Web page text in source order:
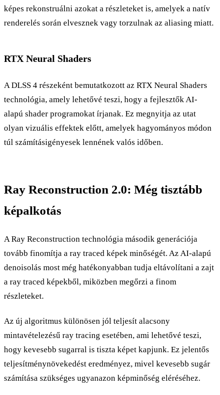
képes rekonstruálni azokat a részleteket is, amelyek a natív
renderelés során elvesznek vagy torzulnak az aliasing miatt.
RTX Neural Shaders
A DLSS 4 részeként bemutatkozott az RTX Neural Shaders
technológia, amely lehetővé teszi, hogy a fejlesztők AI-
alapú shader programokat írjanak. Ez megnyitja az utat
olyan vizuális effektek előtt, amelyek hagyományos módon
túl számításigényesek lennének valós időben.
Ray Reconstruction 2.0: Még tisztább
képalkotás
A Ray Reconstruction technológia második generációja
tovább finomítja a ray traced képek minőségét. Az AI-alapú
denoisolás most még hatékonyabban tudja eltávolítani a zajt
a ray traced képekből, miközben megőrzi a finom
részleteket.
Az új algoritmus különösen jól teljesít alacsony
mintavételezésű ray tracing esetében, ami lehetővé teszi,
hogy kevesebb sugarral is tiszta képet kapjunk. Ez jelentős
teljesítménynövekedést eredményez, mivel kevesebb sugár
számítása szükséges ugyanazon képminőség eléréséhez.